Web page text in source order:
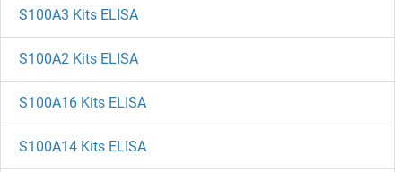
S100A3 Kits ELISA
S100A2 Kits ELISA
S100A16 Kits ELISA
S100A14 Kits ELISA